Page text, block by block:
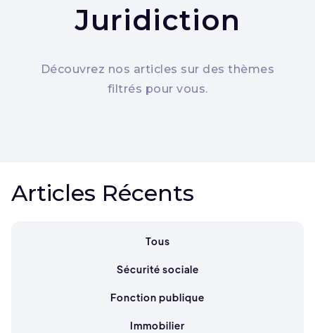
Juridiction
Découvrez nos articles sur des thèmes
filtrés pour vous.
Articles Récents
Tous
Sécurité sociale
Fonction publique
Immobilier